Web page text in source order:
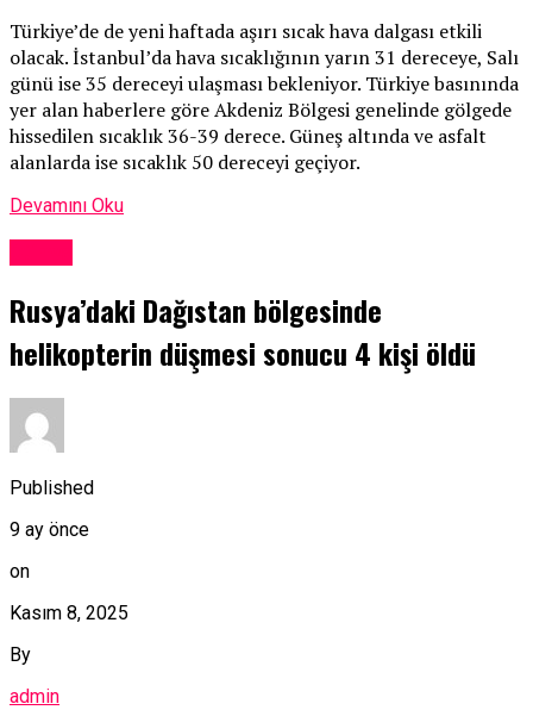
Türkiye’de de yeni haftada aşırı sıcak hava dalgası etkili
olacak. İstanbul’da hava sıcaklığının yarın 31 dereceye, Salı
günü ise 35 dereceyi ulaşması bekleniyor. Türkiye basınında
yer alan haberlere göre Akdeniz Bölgesi genelinde gölgede
hissedilen sıcaklık 36-39 derece. Güneş altında ve asfalt
alanlarda ise sıcaklık 50 dereceyi geçiyor.
Devamını Oku
Rusya’daki Dağıstan bölgesinde
helikopterin düşmesi sonucu 4 kişi öldü
Published
9 ay önce
on
Kasım 8, 2025
By
admin